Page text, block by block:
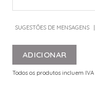
SUGESTÕES DE MENSAGENS |
ADICIONAR
Todos os produtos incluem